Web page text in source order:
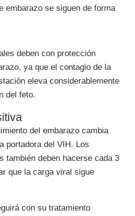
embarazo se siguen de forma
deben con protección
ya que el contagio de la
eleva considerablemente
del feto.
del embarazo cambia
portadora del VIH. Los
también deben hacerse cada 3
que la carga viral sigue
con su tratamiento